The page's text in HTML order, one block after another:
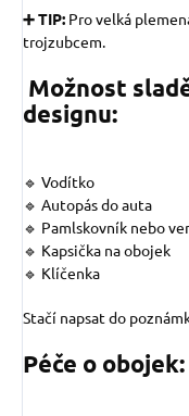
➕ TIP: Pro velká
trojzubcem.
Možnost
designu:
🔹 Vodítko
🔹 Autopás do auta
🔹 Pamlskovník nebo
🔹 Kapsička na obojek
🔹 Klíčenka
Stačí napsat do
Péče o obojek: